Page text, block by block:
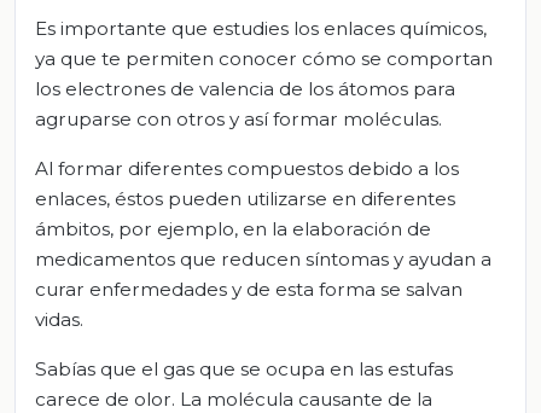
Es importante que estudies los enlaces químicos,
ya que te permiten conocer cómo se comportan
los electrones de valencia de los átomos para
agruparse con otros y así formar moléculas.
Al formar diferentes compuestos debido a los
enlaces, éstos pueden utilizarse en diferentes
ámbitos, por ejemplo, en la elaboración de
medicamentos que reducen síntomas y ayudan a
curar enfermedades y de esta forma se salvan
vidas.
Sabías que el gas que se ocupa en las estufas
carece de olor. La molécula causante de la